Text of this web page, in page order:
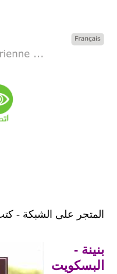
المتجر على الشبكة -
بنينة -
البسكويت